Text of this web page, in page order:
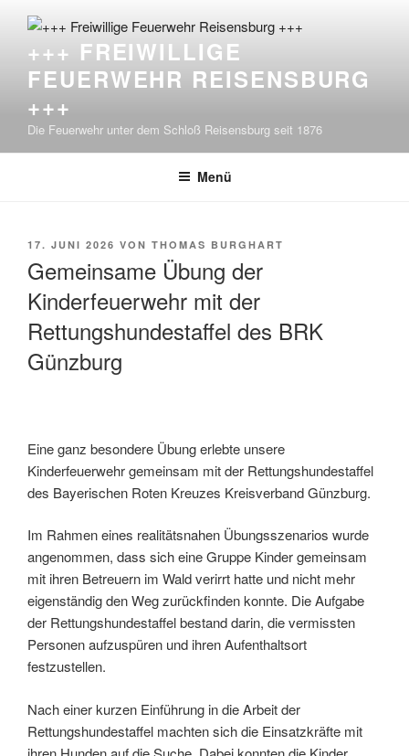
Inhalt
springen+++ FREIWILLIGE
FEUERWEHR REISENSBURG
+++
Die Feuerwehr unter dem Schloß Reisensburg seit 1876
Menü
VERÖFFENTLICHT
17. JUNI 2026 VON THOMAS BURGHART
Gemeinsame Übung der
Kinderfeuerwehr mit der
Rettungshundestaffel des BRK
Günzburg
Eine ganz besondere Übung erlebte unsere
Kinderfeuerwehr gemeinsam mit der Rettungshundestaffel
des Bayerischen Roten Kreuzes Kreisverband Günzburg.
Im Rahmen eines realitätsnahen Übungsszenarios wurde
angenommen, dass sich eine Gruppe Kinder gemeinsam
mit ihren Betreuern im Wald verirrt hatte und nicht mehr
eigenständig den Weg zurückfinden konnte. Die Aufgabe
der Rettungshundestaffel bestand darin, die vermissten
Personen aufzuspüren und ihren Aufenthaltsort
festzustellen.
Nach einer kurzen Einführung in die Arbeit der
Rettungshundestaffel machten sich die Einsatzkräfte mit